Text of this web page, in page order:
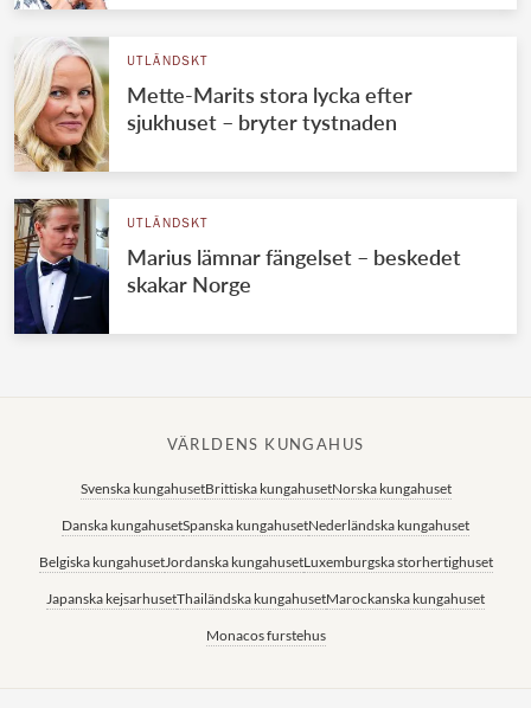
UTLÄNDSKT
Mette-Marits stora lycka efter
sjukhuset – bryter tystnaden
UTLÄNDSKT
Marius lämnar fängelset – beskedet
skakar Norge
VÄRLDENS KUNGAHUS
Svenska kungahusetBrittiska kungahusetNorska kungahuset
Danska kungahusetSpanska kungahusetNederländska kungahuset
Belgiska kungahusetJordanska kungahusetLuxemburgska storhertighuset
Japanska kejsarhusetThailändska kungahusetMarockanska kungahuset
Monacos furstehus